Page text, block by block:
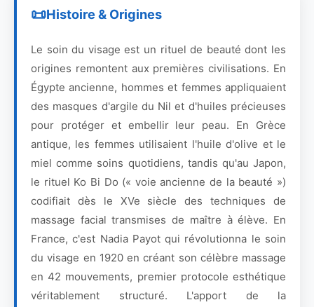
Histoire & Origines
Le soin du visage est un rituel de beauté dont les
origines remontent aux premières civilisations. En
Égypte ancienne, hommes et femmes appliquaient
des masques d'argile du Nil et d'huiles précieuses
pour protéger et embellir leur peau. En Grèce
antique, les femmes utilisaient l'huile d'olive et le
miel comme soins quotidiens, tandis qu'au Japon,
le rituel Ko Bi Do (« voie ancienne de la beauté »)
codifiait dès le XVe siècle des techniques de
massage facial transmises de maître à élève. En
France, c'est Nadia Payot qui révolutionna le soin
du visage en 1920 en créant son célèbre massage
en 42 mouvements, premier protocole esthétique
véritablement structuré. L'apport de la